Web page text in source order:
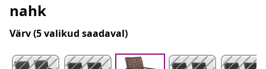
nahk
Värv(5 valikud saadaval)